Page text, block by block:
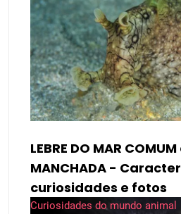
LEBRE DO MAR
MANCHADA -
curiosidades e fotos
Curiosidades do mundo animal